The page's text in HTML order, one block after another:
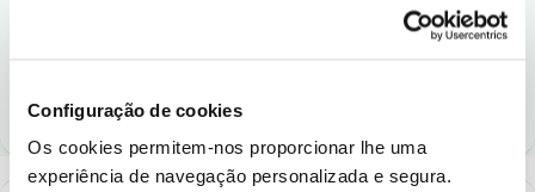
Configuração de cookies
Os cookies permitem-nos proporcionar lhe uma
experiência de navegação personalizada e segura.